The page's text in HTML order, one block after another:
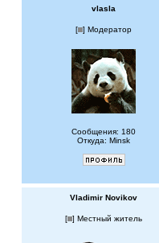
vlasla
[ ] Модератор
Сообщения: 180
Откуда: Minsk
Vladimir Novikov
[ ] Местный житель